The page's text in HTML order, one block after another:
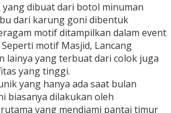
yang dibuat dari botol minuman
dari karung goni dibentuk
motif ditampilkan dalam event
motif Masjid, Lancang
lainya yang terbuat dari colok juga
yang tinggi.
yang hanya ada saat bulan
biasanya dilakukan oleh
yang mendiami pantai timur